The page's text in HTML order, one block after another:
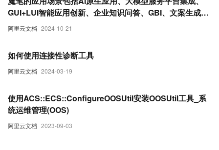
阿里云文档 2024-10-21
GUI+LUI智能应用创新、企业知识问答、GBI、文案生成类
应用等,旨在帮助开发者快速完成从API到应用的创新,并搭
阿里云文档 2024-03-19
如何使用连接性诊断工具
阿里云文档 2023-09-03
使用ACS::ECS::ConfigureOOSUtil安装OOSUtil工具_系
统运维管理(OOS)